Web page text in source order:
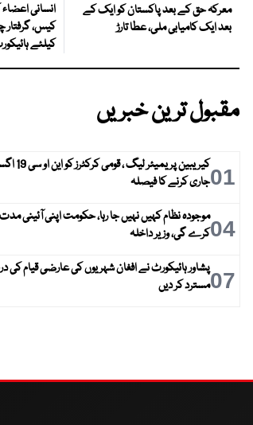
معرکہ حق کے بعد پاکستان کو ایک کے
بعد ایک کامیابی ملی، عطا تارڑ
انسانی
کیس،
کیلئے
مقبول ترین خبریں
01
کیریبین پریمیئر
جاری کرنے کا فیصلہ
04موجودہ نظام کہیں نہیں جا رہا، حکومت اپنی آئینی
کرے گی، وزیر داخلہ
07پشاور ہائیکورٹ نے افغان شہریوں کی عارضی قیام کی
مسترد کر دیں